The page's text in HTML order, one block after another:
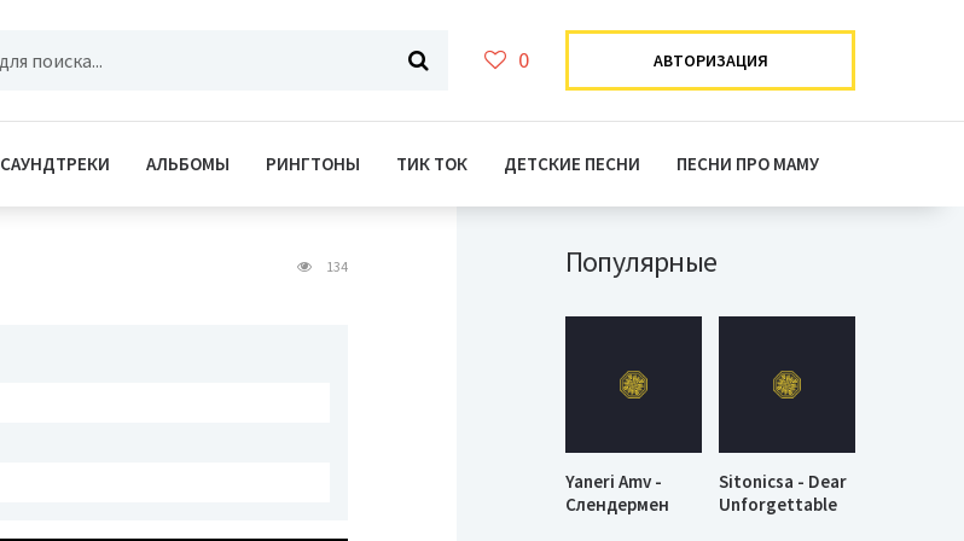
0 АВТОРИЗАЦИЯ
САУНДТРЕКИ АЛЬБОМЫ РИНГТОНЫ ТИК ТОК ДЕТСКИЕ ПЕСНИ ПЕСНИ ПРО МАМУ
134 Популярные
Yaneri Amv -
Слендермен
Sitonicsa - Dear
Unforgettable